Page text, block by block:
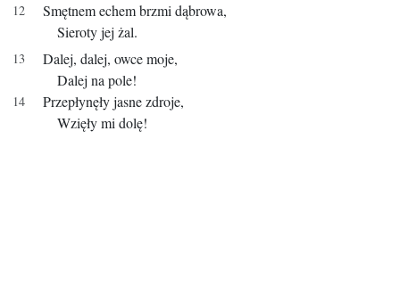
Smętnem echem brzmi dąbrowa,
Sieroty jej żal.
Dalej, dalej, owce moje,
Dalej na pole!
Przepłynęły jasne zdroje,
Wzięły mi dolę!